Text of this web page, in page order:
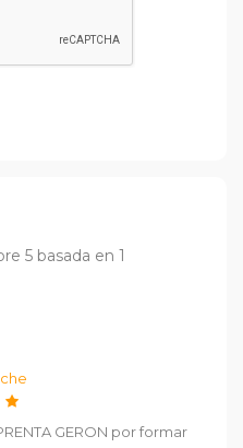
5 basada en 1
GERON por formar